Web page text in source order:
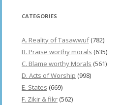
CATEGORIES
A. Reality of Tasawwuf(782)
B. Praise worthy morals (635)
C. Blame worthy Morals (561)
D. Acts of Worship (998)
E. States (669)
F. Zikir & fikr (562)